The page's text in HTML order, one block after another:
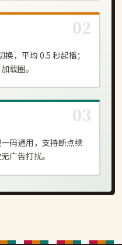
，平均 0.5 秒起播；
载圈。
码通用，支持断点续
广告打扰。